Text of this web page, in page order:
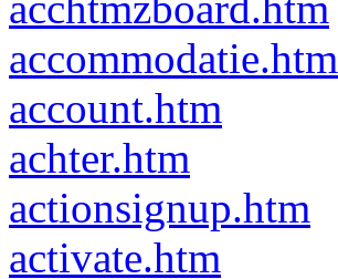
accommodatie.htm
account.htm
achter.htm
actionsignup.htm
activate.htm